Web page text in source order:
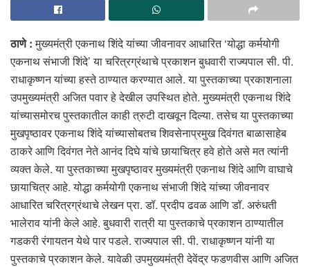
ठाणे :मुख्यमंत्री एकनाथ शिंदे यांच्या जीवनावर आधारित ‘योद्धा कर्मयोगी
एकनाथ संभाजी शिंदे’ या चरित्रग्रंथाचे प्रकाशन बुधवारी राज्यपाल सी. पी.
राधाकृष्णन यांच्या हस्ते ठाण्यात करण्यात आले. या पुस्तकाच्या प्रकाशनाला
उपमुख्यमंत्री अजित पवार हे देखील उपस्थित होते. मुख्यमंत्री एकनाथ शिंदे
यांच्यासमोरच पुस्तकातील काही त्रुटी दाखवून दिल्या. तसेच या पुस्तकाच्या
मुखपृष्ठावर एकनाथ शिंदे यांच्यासोबतच शिवसेनाप्रमुख दिवंगत बाळासाहेब
ठाकरे आणि दिवंगत नेते आनंद दिघे यांचे छायाचित्र हवे होते असे मत त्यांनी
व्यक्त केले. या पुस्तकाच्या मुखपृष्ठावर मुख्यमंत्री एकनाथ शिंदे आणि वाघाचे
छायाचित्र आहे. योद्धा कर्मयोगी एकनाथ संभाजी शिंदे यांच्या जीवनावर
आधारित चरित्रग्रंथाचे लेखन प्रा. डॉ. प्रदीप ढवळ आणि डॉ. अरुंधती
भालेराव यांनी केले आहे. बुधवारी रात्री या पुस्तकाचे प्रकाशन ठाण्यातील
गडकरी रंगायतन येथे पार पडले. राज्यपाल सी. पी. राधाकृष्णन यांनी या
पुस्तकाचे प्रकाशन केले. यावेळी उपमुख्यमंत्री देवेंद्र फडणवीस आणि अजित